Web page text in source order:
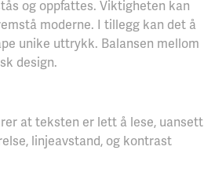
og oppfattes. Viktigheten kan
moderne. I tillegg kan det å
unike uttrykk. Balansen mellom
design.
at teksten er lett å lese, uansett
linjeavstand, og kontrast